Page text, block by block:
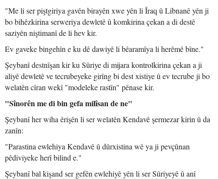
"Me li ser piştgiriya gavên birayên xwe yên li Îraq û Libnanê yên ji
bo bihêzkirina serweriya dewletê û komkirina çekan a di destê
saziyên niştimanî de li hev kir.
Ev gaveke bingehîn e ku dê dawiyê li bêaramîya li herêmê bîne."
Şeybanî destnîşan kir ku Sûriye di mijara kontrolkirina çekan a ji
aliyê dewletê ve tecrubeyeke girîng bi dest xistiye û ev tecrube ji bo
welatên cîran wekî "modeleke rastîn" pênase kir.
"Sînorên me di bin gefa milîsan de ne"
Şeybanî her wiha êrişên li ser welatên Kendavê şermezar kirin û da
zanîn:
"Parastina ewlehiya Kendavê û dûrxistina wê ya ji pevçûnan
pêdiviyeke herî bilind e."
Şeybanî bal kişand ser gefên ewlehiyê yên li ser Sûriyeyê û anî